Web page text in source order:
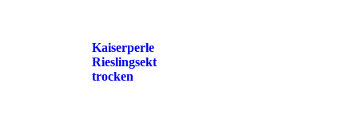
Kaiserperle
Rieslingsekt
trocken